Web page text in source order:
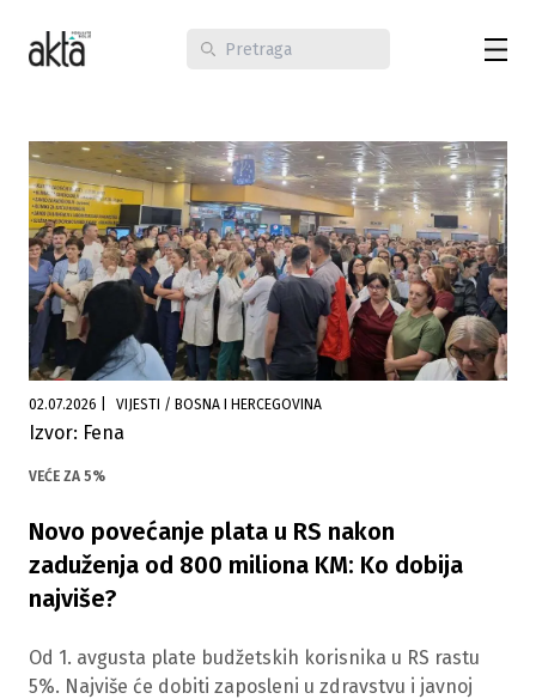
02.07.2026 VIJESTI / BOSNA I HERCEGOVINA
Izvor: Fena
VEĆE ZA 5%
Novo povećanje plata u RS nakon
zaduženja od 800 miliona KM: Ko dobija
najviše?
Od 1. avgusta plate budžetskih korisnika u RS rastu
5%. Najviše će dobiti zaposleni u zdravstvu i javnoj